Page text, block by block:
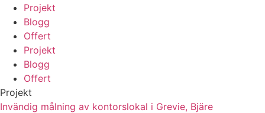
Projekt
Blogg
Offert
Projekt
Blogg
Offert
Projekt
Invändig målning av kontorslokal i Grevie, Bjäre